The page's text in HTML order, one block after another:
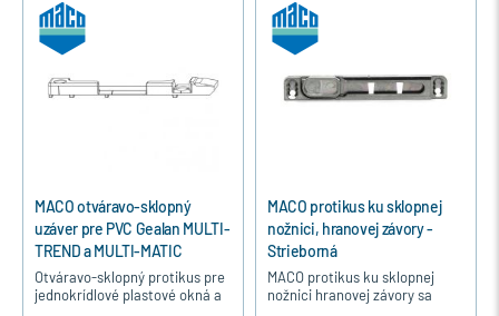
MACO otváravo-sklopný
uzáver pre PVC Gealan MULTI-
TREND a MULTI-MATIC
Otváravo-sklopný protikus pre
jednokrídlové plastové okná a
MACO protikus ku sklopnej
nožnici, hranovej závory -
Strieborná
MACO protikus ku sklopnej
nožnici hranovej závory sa